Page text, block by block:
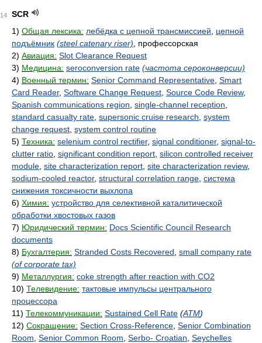
14
SCR
1) Общая лексика: лебёдка с цепной трансмиссией
цепной
подъёмник (steel catenary riser) , профессорская
2) Авиация: Slot Clearance Request
3) Медицина: seroconversion rate (частота сероконверсии)
4) Военный термин: Senior Command Representative Smart
Card Reader, Software Change Request Source Code Review,
Spanish communications region single-channel reception
standard casualty rate supersonic cruise research system
change request system control routine
5) Техника: selenium control rectifier, signal conditioner, signal-to-
clutter ratio significant condition report silicon controlled receiver
module site characterization report site characterization review,
sodium-cooled reactor, structural correlation range система
снижения токсичности выхлопа
6) Химия: устройство для селективной каталитической
обработки хвостовых газов
7) Юридический термин: Docs Scientific Council Research
documents
8) Бухгалтерия: Stranded Costs Recovered small company rate
(of corporate tax)
9) Металлургия: coke strength after reaction with CO2
10) Телевидение: тактовые импульсы центрального
процессора
11) Телекоммуникации: Sustained Cell Rate (ATM)
12) Сокращение: Section Cross-Reference Senior Combination
Room Senior Common Room Serbo- Croatian Seychelles